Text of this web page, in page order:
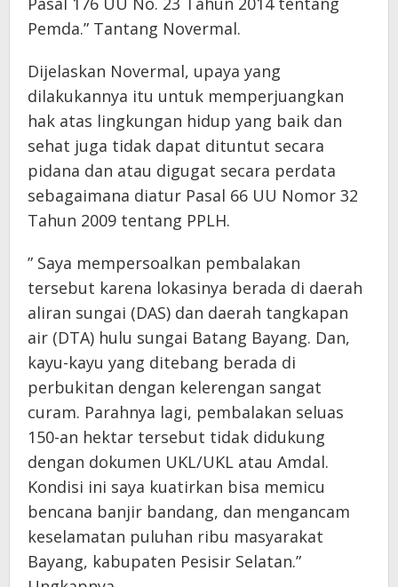
Pemda.” Tantang Novermal.
Dijelaskan Novermal, upaya yang
dilakukannya itu untuk memperjuangkan
hak atas lingkungan hidup yang baik dan
sehat juga tidak dapat dituntut secara
pidana dan atau digugat secara perdata
sebagaimana diatur Pasal 66 UU Nomor 32
Tahun 2009 tentang PPLH.
” Saya mempersoalkan pembalakan
tersebut karena lokasinya berada di daerah
aliran sungai (DAS) dan daerah tangkapan
air (DTA) hulu sungai Batang Bayang. Dan,
kayu-kayu yang ditebang berada di
perbukitan dengan kelerengan sangat
curam. Parahnya lagi, pembalakan seluas
150-an hektar tersebut tidak didukung
dengan dokumen UKL/UKL atau Amdal.
Kondisi ini saya kuatirkan bisa memicu
bencana banjir bandang, dan mengancam
keselamatan puluhan ribu masyarakat
Bayang, kabupaten Pesisir Selatan.”